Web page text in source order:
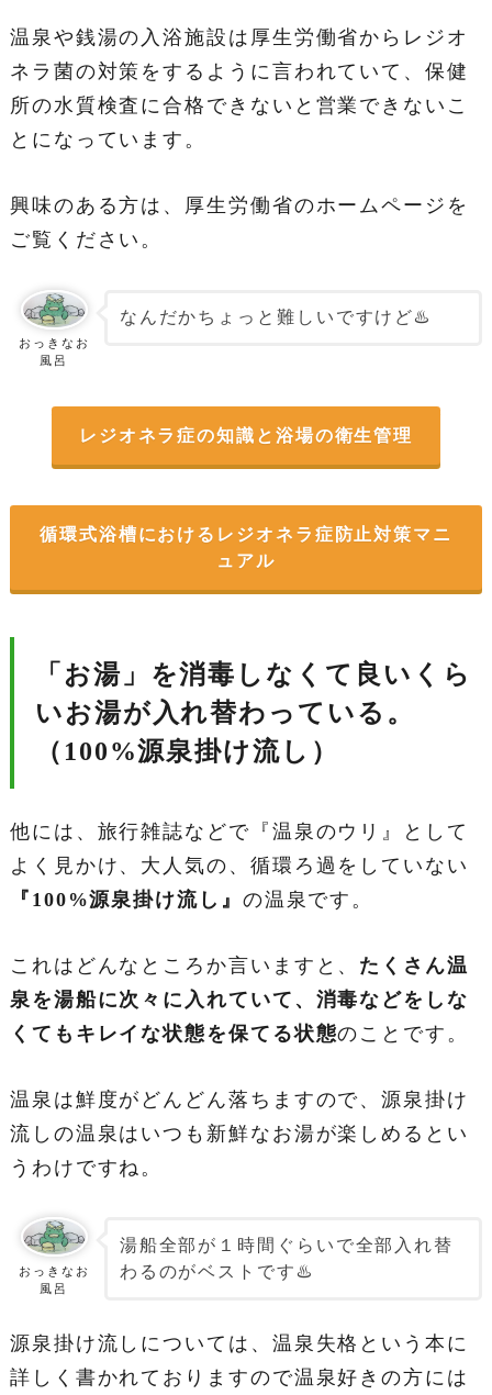
温泉や銭湯の入浴施設は厚生労働省からレジオ
ネラ菌の対策をするように言われていて、保健
所の水質検査に合格できないと営業できないこ
とになっています。
興味のある方は、厚生労働省のホームページを
ご覧ください。
おっきなお
風呂
なんだかちょっと難しいですけど♨️
レジオネラ症の知識と浴場の衛生管理
循環式浴槽におけるレジオネラ症防止対策マニ
ュアル
「お湯」を消毒しなくて良いくら
いお湯が入れ替わっている。
（100%源泉掛け流し）
他には、旅行雑誌などで『温泉のウリ』として
よく見かけ、大人気の、循環ろ過をしていない
『100%源泉掛け流し』 の温泉です。
これはどんなところか言いますと、 たくさん温
泉を湯船に次々に入れていて、消毒などをしな
くてもキレイな状態を保てる状態のことです。
温泉は鮮度がどんどん落ちますので、源泉掛け
流しの温泉はいつも新鮮なお湯が楽しめるとい
うわけですね。
おっきなお
風呂
湯船全部が１時間ぐらいで全部入れ替
わるのがベストです♨️
源泉掛け流しについては、温泉失格という本に
詳しく書かれておりますので温泉好きの方には